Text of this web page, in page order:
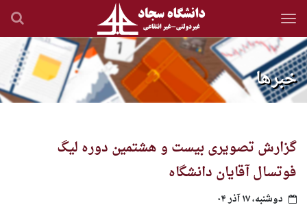
رفتن
محتوای
اصلی
خبرها
گزارش تصویری بیست و هشتمین دوره لیگ
فوتسال آقایان دانشگاه
دوشنبه، ۱۷ آذر ۰۴